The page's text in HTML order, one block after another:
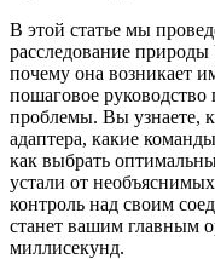
В этой статье мы
расследование
почему она возникает
пошаговое
проблемы. Вы узнаете,
адаптера, какие
как выбрать
устали от
контроль над своим
станет вашим главным
миллисекунд.